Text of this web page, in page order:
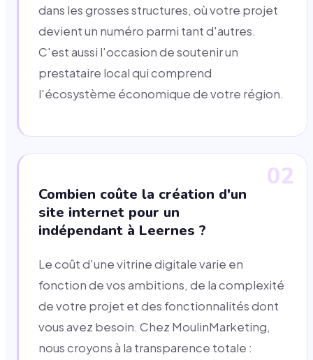
dans les grosses structures, où votre projet
devient un numéro parmi tant d'autres.
C'est aussi l'occasion de soutenir un
prestataire local qui comprend
l'écosystème économique de votre région.
02
Combien coûte la création d'un
site internet pour un
indépendant à Leernes ?
Le coût d'une vitrine digitale varie en
fonction de vos ambitions, de la complexité
de votre projet et des fonctionnalités dont
vous avez besoin. Chez MoulinMarketing,
nous croyons à la transparence totale :